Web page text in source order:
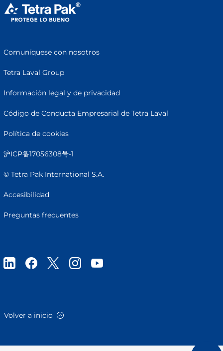
Comuníquese con nosotros
Tetra Laval Group
Información legal y de privacidad
Código de Conducta Empresarial de Tetra Laval
Política de cookies
沪ICP备17056308号-1
© Tetra Pak International S.A.
Accesibilidad
Preguntas frecuentes
Volver a inicio